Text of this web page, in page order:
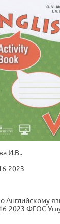
И.В..
2023
Английскому
2023 ФГОС